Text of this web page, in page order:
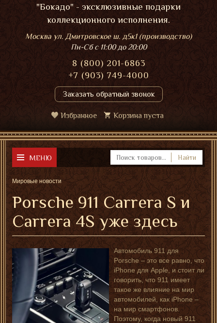
"Бокадо" - эксклюзивные подарки
коллекционного исполнения.
Москва ул. Дмитровское ш. д5к1 (производство)
Пн-Сбс 11:00 до 20:00
8 (800) 201-6863
+7 (903) 749-4000
Заказать обратный звонок
Избранное Корзина пуста
МЕНЮ Найти
Мировые новости
Porsche 911 Carrera S и
Carrera 4S уже здесь
Автомобиль 911 для
Porsche – это все равно, что
iPhone для Apple, и стоит ли
говорить, что 911 имеет
такое же влияние на мир
автомобилей, как iPhone –
на мир смартфонов.
Поэтому, когда новый 911